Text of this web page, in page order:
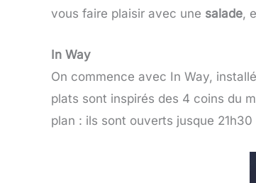
vous faire plaisir avec une salade,
In Way
On commence avec In Way,
plats sont inspirés des 4 coins du
plan : ils sont ouverts jusque